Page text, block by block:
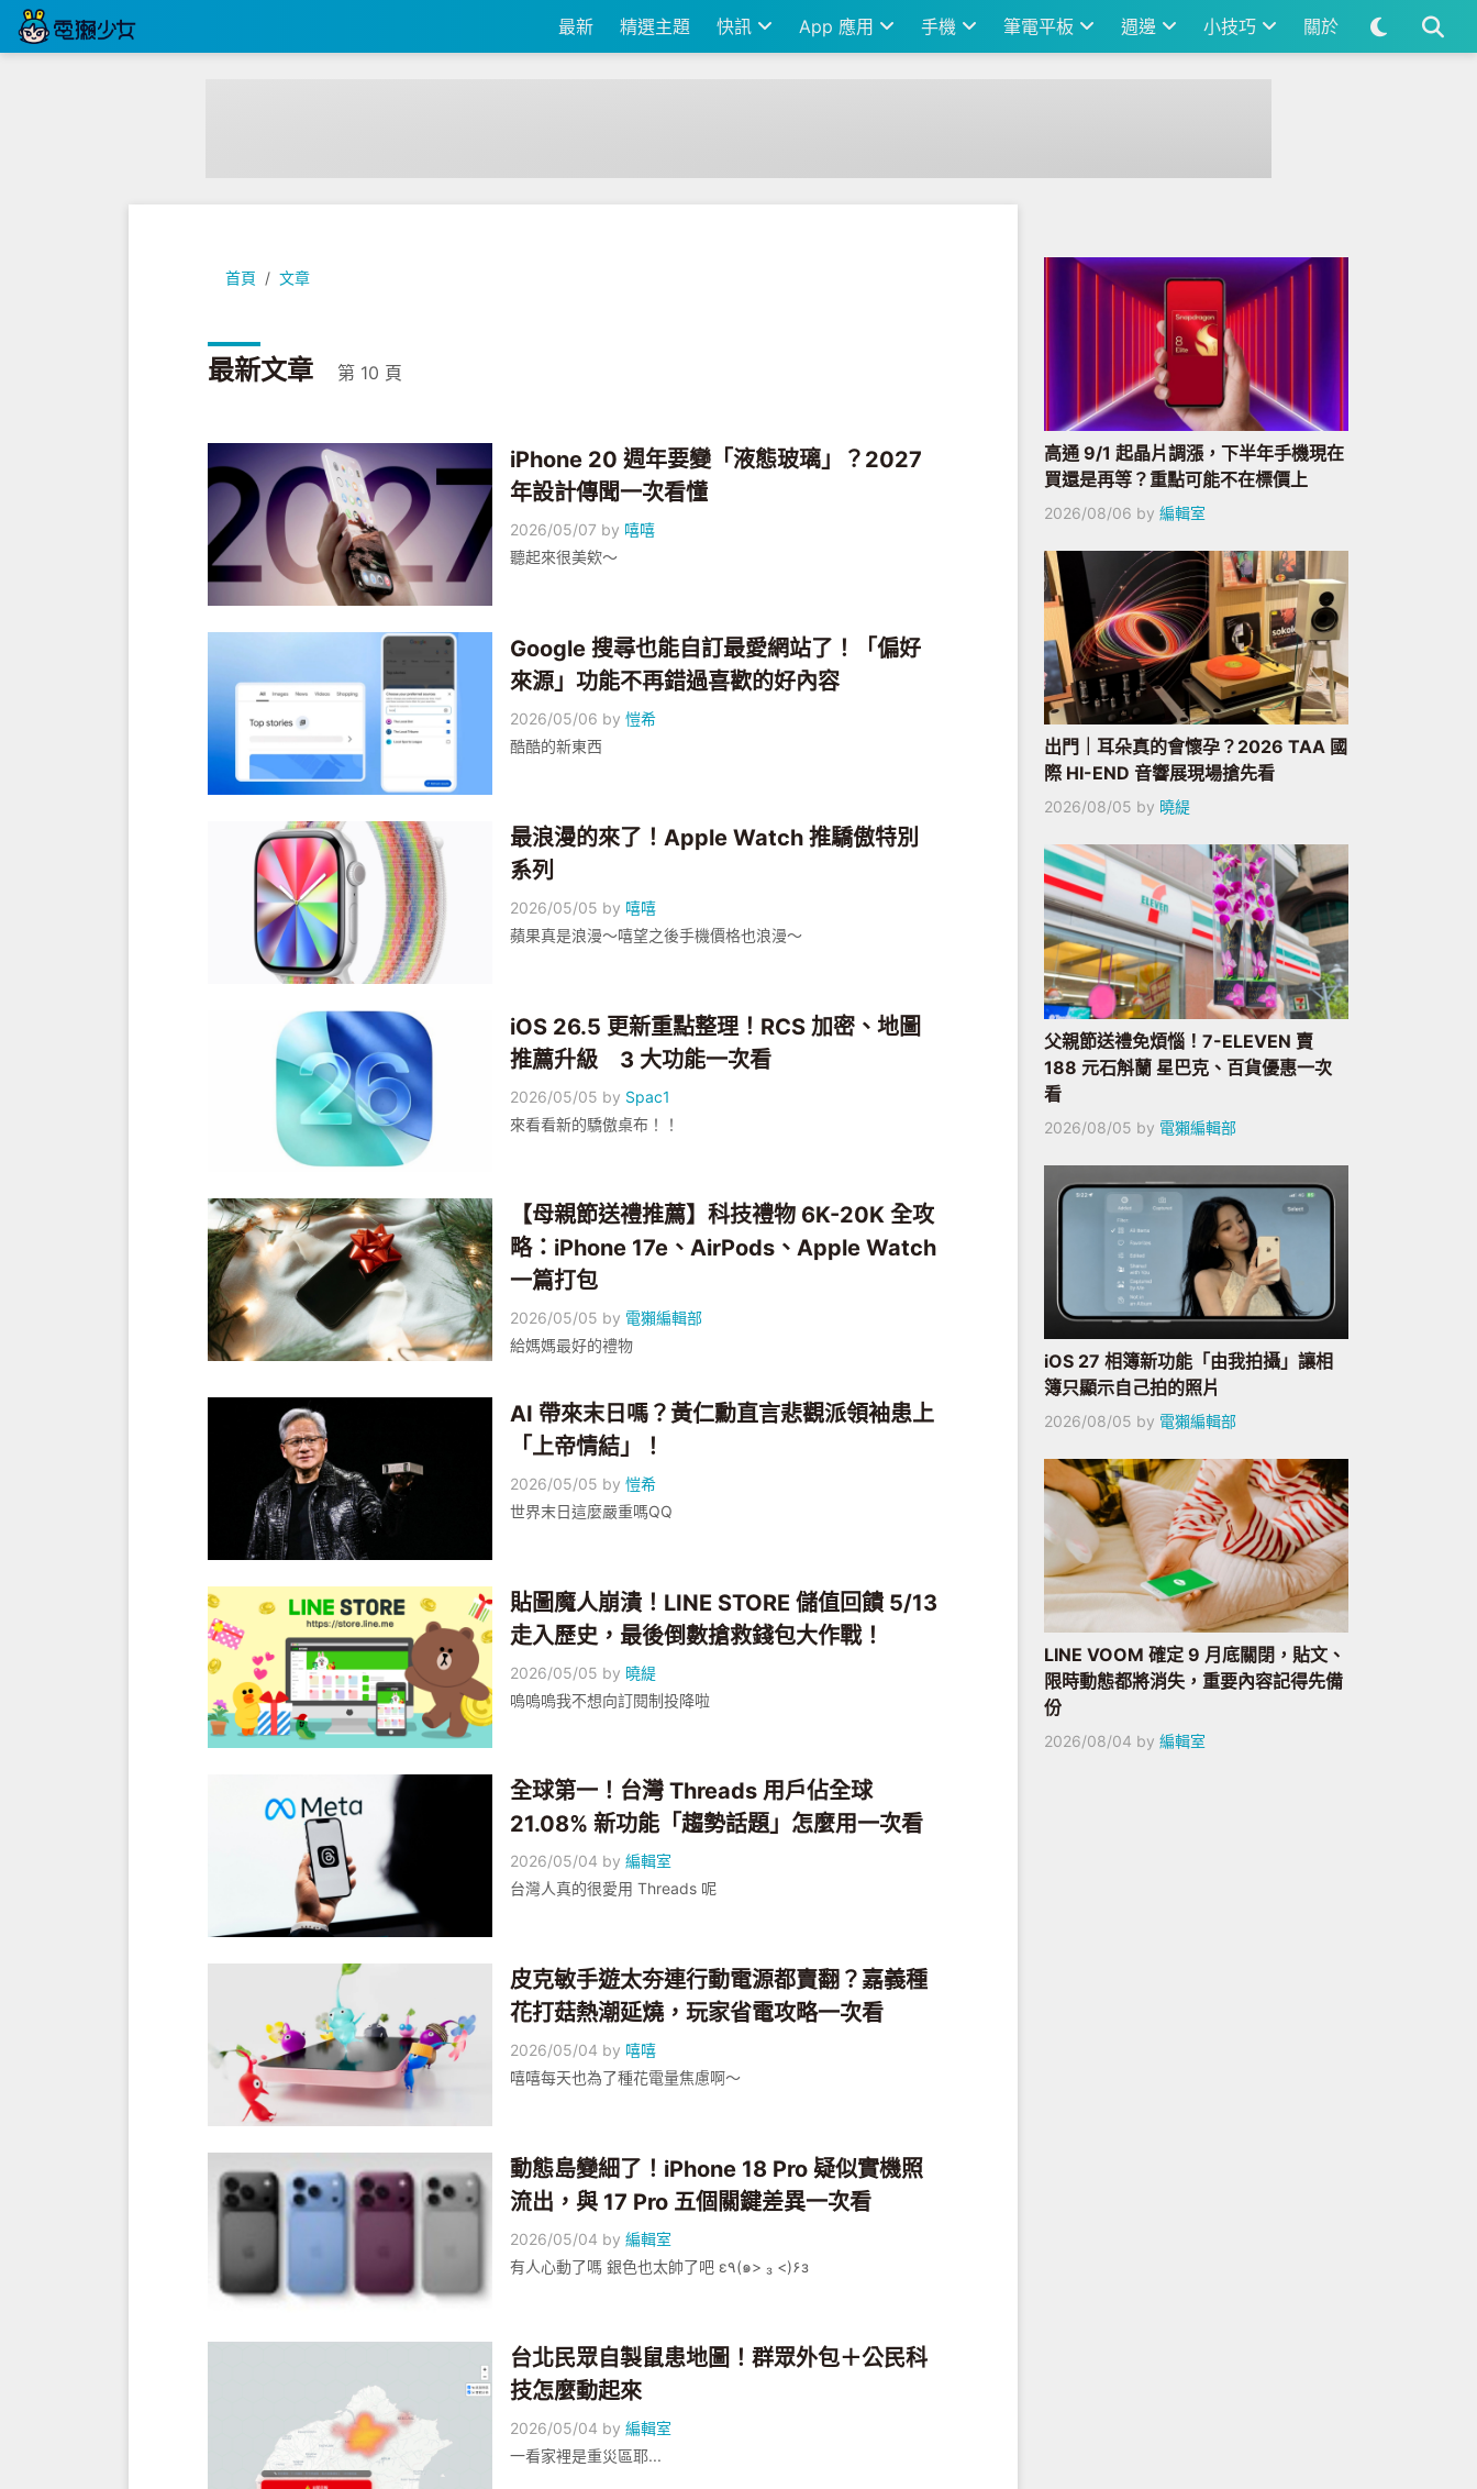
最新 精選主題 快訊 App 應用 手機 筆電平板 週邊 小技巧 關於
首頁 文章
最新文章 第 10 頁
iPhone 20 週年要變「液態玻璃」？2027
年設計傳聞一次看懂
2026/05/07 by 嘻嘻
聽起來很美欸～
Google 搜尋也能自訂最愛網站了！「偏好
來源」功能不再錯過喜歡的好內容
2026/05/06 by愷希
酷酷的新東西
最浪漫的來了！Apple Watch 推驕傲特別
系列
2026/05/05 by 嘻嘻
蘋果真是浪漫～嘻望之後手機價格也浪漫～
iOS 26.5 更新重點整理！RCS 加密、地圖
推薦升級 3 大功能一次看
2026/05/05 by Spac1
來看看新的驕傲桌布！！
【母親節送禮推薦】科技禮物 6K-20K 全攻
略：iPhone 17e、AirPods、Apple Watch
一篇打包
2026/05/05 by 電獺編輯部
給媽媽最好的禮物
AI 帶來末日嗎？黃仁勳直言悲觀派領袖患上
「上帝情結」！
2026/05/05 by愷希
世界末日這麼嚴重嗎QQ
貼圖魔人崩潰！LINE STORE 儲值回饋 5/13
走入歷史，最後倒數搶救錢包大作戰！
2026/05/05 by 曉緹
嗚嗚嗚我不想向訂閱制投降啦
全球第一！台灣 Threads 用戶佔全球
21.08% 新功能「趨勢話題」怎麼用一次看
2026/05/04 by編輯室
台灣人真的很愛用 Threads 呢
皮克敏手遊太夯連行動電源都賣翻？嘉義種
花打菇熱潮延燒，玩家省電攻略一次看
2026/05/04 by 嘻嘻
嘻嘻每天也為了種花電量焦慮啊～
動態島變細了！iPhone 18 Pro 疑似實機照
流出，與 17 Pro 五個關鍵差異一次看
2026/05/04 by編輯室
有人心動了嗎 銀色也太帥了吧 ε٩(๑> ₃ <)۶з
台北民眾自製鼠患地圖！群眾外包＋公民科
技怎麼動起來
2026/05/04 by編輯室
一看家裡是重災區耶...
高通 9/1 起晶片調漲，下半年手機現在
買還是再等？重點可能不在標價上
2026/08/06 by 編輯室
出門｜耳朵真的會懷孕？2026 TAA 國
際 HI-END 音響展現場搶先看
2026/08/05 by 曉緹
父親節送禮免煩惱！7-ELEVEN 賣
188 元石斛蘭 星巴克、百貨優惠一次
看
2026/08/05 by 電獺編輯部
iOS 27 相簿新功能「由我拍攝」讓相
簿只顯示自己拍的照片
2026/08/05 by 電獺編輯部
LINE VOOM 確定 9 月底關閉，貼文、
限時動態都將消失，重要內容記得先備
份
2026/08/04 by 編輯室